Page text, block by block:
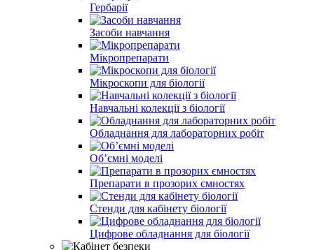
Гербарії
Засоби навчання
Мікропрепарати
Мікроскопи для біології
Навчальні колекції з біології
Обладнання для лабораторних робіт
Обʼємні моделі
Препарати в прозорих ємностях
Стенди для кабінету біології
Цифрове обладнання для біології